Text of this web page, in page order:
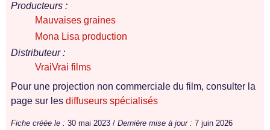
Producteurs :
Mauvaises graines
Mona Lisa production
Distributeur :
VraiVrai films
Pour une projection non commerciale du film, consulter la
page sur les diffuseurs spécialisés
Fiche créée le : 30 mai 2023 / Dernière mise à jour : 7 juin 2026